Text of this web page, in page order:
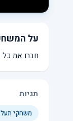
על
חברו את כל
תגיות
משחקי